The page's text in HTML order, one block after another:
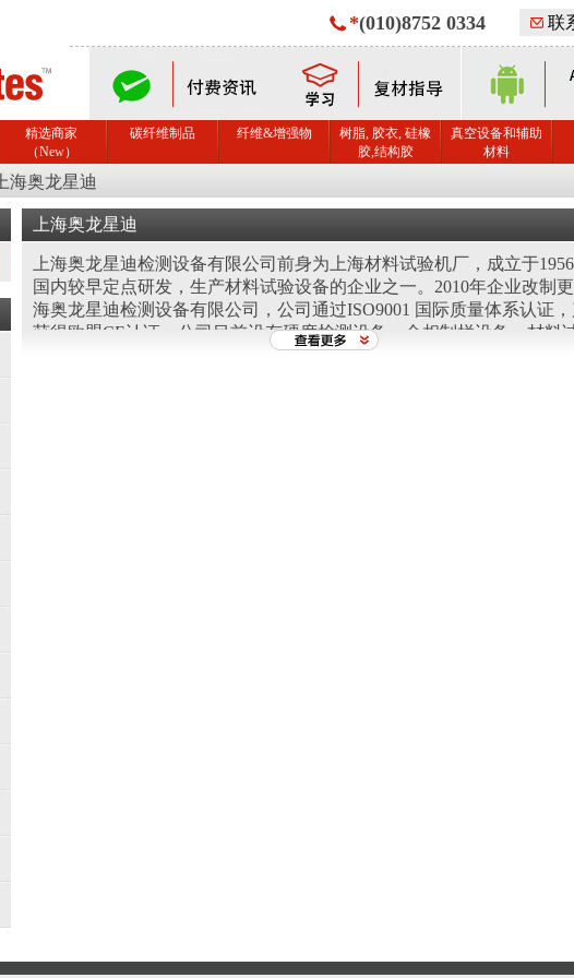
联
*(010)8752 0334
精选商家
（New）
碳纤维制品 纤维&增强物
树脂, 胶衣, 硅橡
胶,结构胶
真空设备和辅助
材料
上海奥龙星迪
上海奥龙星迪
上海奥龙星迪检测设备有限公司前身为上海材料试验机厂，成立于
国内较早定点研发，生产材料试验设备的企业之一。2010年企业改制
海奥龙星迪检测设备有限公司，公司通过ISO9001 国际质量体系认证
获得欧盟CE认证。公司目前设有硬度检测设备，金相制样设备，材料
备及无损检测设备。四大产品线，产品具有生产工艺先进，品质控制